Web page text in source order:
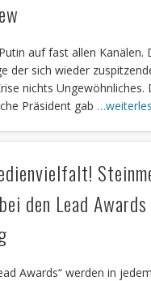
auf fast allen Kanälen.
der sich wieder
nichts Ungewöhnliches.
Präsident gab
den Lead
Awards“ werden in